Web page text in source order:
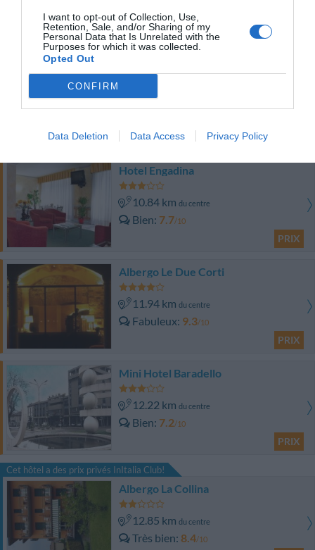
I want to opt-out of Collection, Use,
Retention, Sale, and/or Sharing of my
Personal Data that Is Unrelated with the
Purposes for which it was collected.
Opted Out
CONFIRM
Data Deletion Data Access Privacy Policy
Superbe 8.7/10
11.11 km
Hotel Engadina
10.84 km du centre
Bien 7.7/10
PRIX
Albergo Le Due Corti
11.94 km du centre
Fabuleux 9.3/10
PRIX
Mini Hotel Baradello
12.22 km du centre
Bien 7.2/10
PRIX
Cet hôtel a des prix privés InItalia Club!
Albergo La Collina
12.85 km du centre
Très bien 8.4/10